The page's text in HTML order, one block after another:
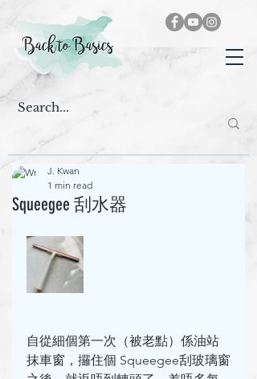
Squeegee 刮水器
J. Kwan
1 min read
自從細個第一次（被老點）係油站
抹車窗，攞住個 Squeegee刮玻璃窗